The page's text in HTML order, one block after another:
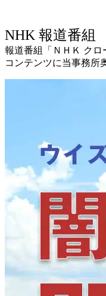
NHK 報道番組
報道番組「ＮＨＫ クロ
コンテンツに当事務所